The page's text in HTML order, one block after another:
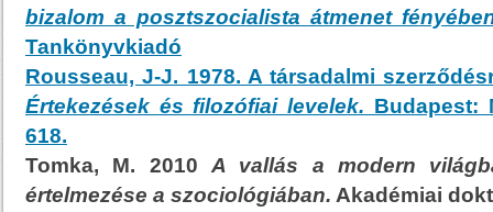
bizalom a posztszocialista átmenet
Tankönyvkiadó
Rousseau, J-J. 1978. A társadalmi
Értekezések és filozófiai levelek. Budapest:
618.
Tomka, M. 2010
A vallás a modern
értelmezése a szociológiában. Akadémiai